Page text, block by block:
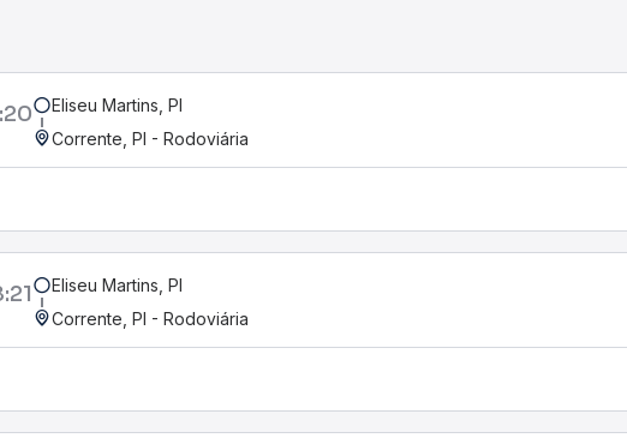
Eliseu Martins, PI
Corrente, PI - Rodoviária
Eliseu Martins, PI
Corrente, PI - Rodoviária